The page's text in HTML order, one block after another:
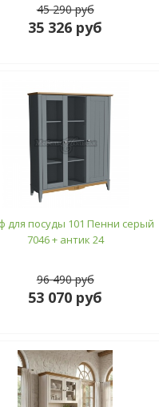
45 290 руб
35 326 руб
для посуды 101 Пенни серый
7046 + антик 24
96 490 руб
53 070 руб